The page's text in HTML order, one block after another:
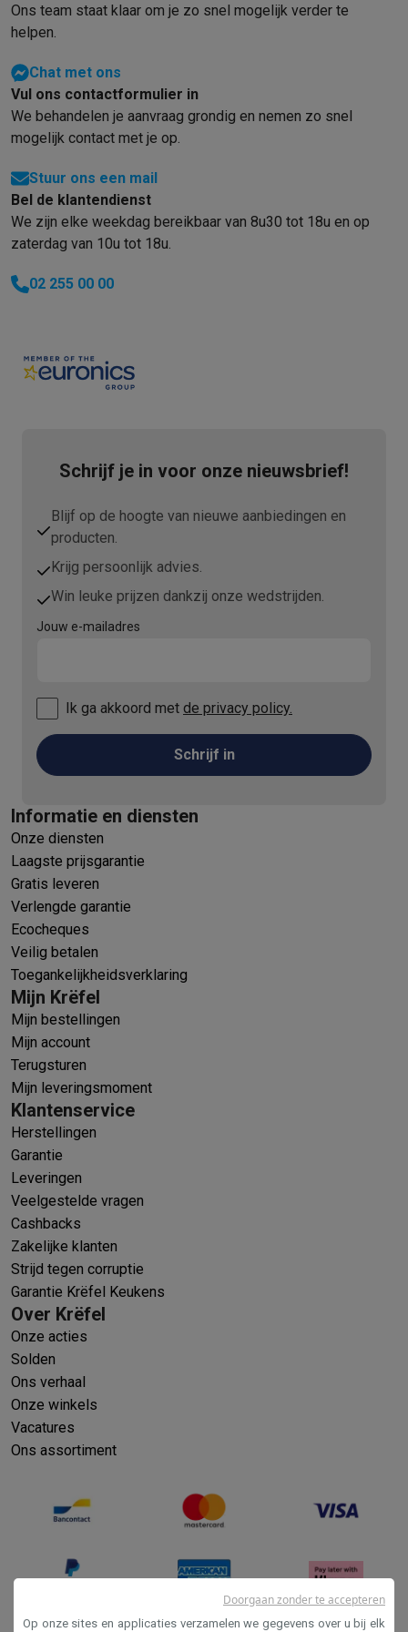
Ons team staat klaar om je zo snel mogelijk verder te
helpen.
Chat met ons
Vul ons contactformulier in
We behandelen je aanvraag grondig en nemen zo snel
mogelijk contact met je op.
Stuur ons een mail
Bel de klantendienst
We zijn elke weekdag bereikbaar van 8u30 tot 18u en op
zaterdag van 10u tot 18u.
02 255 00 00
Schrijf je in voor onze nieuwsbrief!
Blijf op de hoogte van nieuwe aanbiedingen en
producten.
Krijg persoonlijk advies.
Win leuke prijzen dankzij onze wedstrijden.
Jouw e-mailadres
Ik ga akkoord met de privacy policy.
Schrijf in
Informatie en diensten
Onze diensten
Laagste prijsgarantie
Gratis leveren
Verlengde garantie
Ecocheques
Veilig betalen
Toegankelijkheidsverklaring
Mijn Krëfel
Mijn bestellingen
Mijn account
Terugsturen
Mijn leveringsmoment
Klantenservice
Herstellingen
Garantie
Leveringen
Veelgestelde vragen
Cashbacks
Zakelijke klanten
Strijd tegen corruptie
Garantie Krëfel Keukens
Over Krëfel
Onze acties
Solden
Ons verhaal
Onze winkels
Vacatures
Ons assortiment
Op onze sites en applicaties verzamelen we gegevens over u bij elk
Doorgaan zonder te accepteren